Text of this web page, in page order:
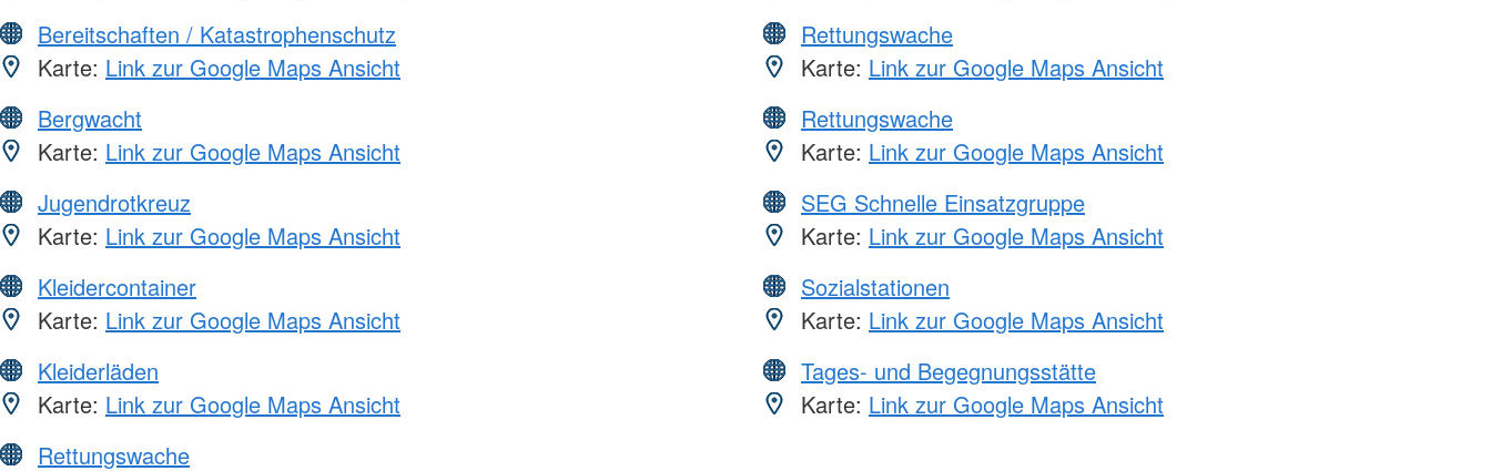
Bereitschaften / Katastrophenschutz
Karte: Link zur Google Maps Ansicht
Bergwacht
Karte: Link zur Google Maps Ansicht
Jugendrotkreuz
Karte: Link zur Google Maps Ansicht
Kleidercontainer
Karte: Link zur Google Maps Ansicht
Kleiderläden
Karte: Link zur Google Maps Ansicht
Rettungswache
Rettungswache
Karte: Link zur Google Maps Ansicht
Rettungswache
Karte: Link zur Google Maps Ansicht
SEG Schnelle Einsatzgruppe
Karte: Link zur Google Maps Ansicht
Sozialstationen
Karte: Link zur Google Maps Ansicht
Tages- und Begegnungsstätte
Karte: Link zur Google Maps Ansicht